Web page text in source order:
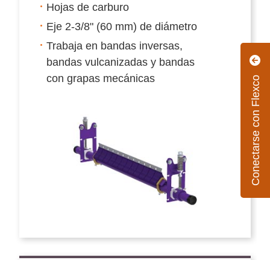
Conectarse con Flexco
Hojas de carburo
Eje 2-3/8" (60 mm) de diámetro
Trabaja en bandas inversas,
bandas vulcanizadas y bandas
con grapas mecánicas